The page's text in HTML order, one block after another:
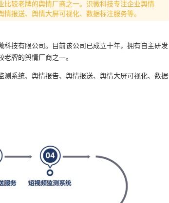
较老牌的舆情厂商之一。识微科技专注企业舆情
报送、舆情大屏可视化、数据标注服务等。
技有限公司。目前该公司已成立十年，拥有自主研发
牌的舆情厂商之一。
测系统、舆情报告、舆情报送、舆情大屏可视化、数据